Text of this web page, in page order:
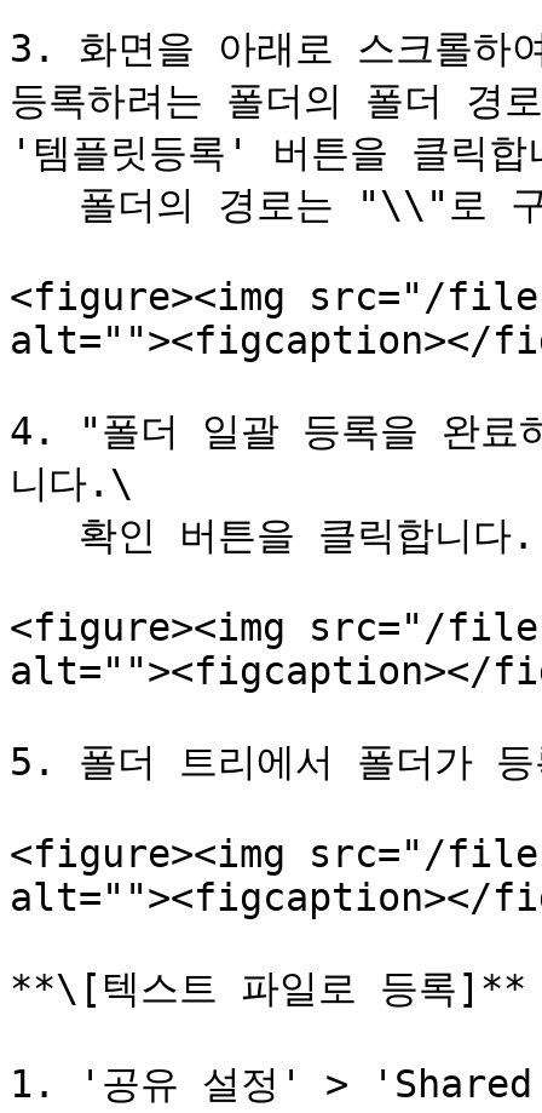
3. 화면을 아래로 스크롤하
등록하려는 폴더의 폴더 경
'템플릿등록' 버튼을 클릭
<figure><img src="/files/
alt=""><figcaption></
4. "폴더 일괄 등록을 완료
니다.\
<figure><img src="/files/
alt=""><figcaption></
5. 폴더 트리에서 폴더가
<figure><img src="/files/
alt=""><figcaption></
**\[텍스트 파일로 등록]**
1. '공유 설정' > 'Shared